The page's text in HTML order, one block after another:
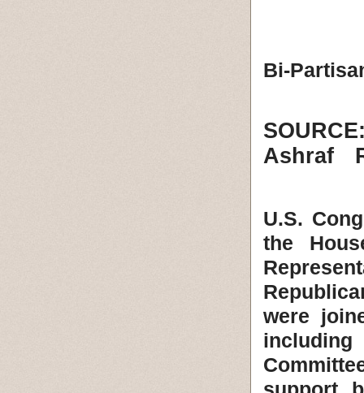
Bi-
Ashraf
U.S.
the
were